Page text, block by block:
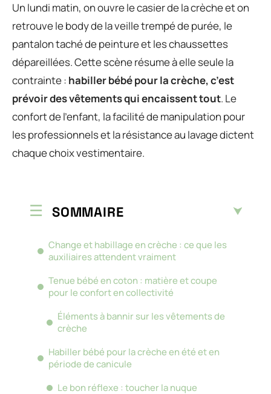
Un lundi matin, on ouvre le casier de la crèche et on
retrouve le body de la veille trempé de purée, le
pantalon taché de peinture et les chaussettes
dépareillées. Cette scène résume à elle seule la
contrainte : habiller bébé pour la crèche, c’est
prévoir des vêtements qui encaissent tout. Le
confort de l’enfant, la facilité de manipulation pour
les professionnels et la résistance au lavage dictent
chaque choix vestimentaire.
SOMMAIRE
Change et habillage en crèche : ce que les
auxiliaires attendent vraiment
Tenue bébé en coton : matière et coupe
pour le confort en collectivité
Éléments à bannir sur les vêtements de
crèche
Habiller bébé pour la crèche en été et en
période de canicule
Le bon réflexe : toucher la nuque